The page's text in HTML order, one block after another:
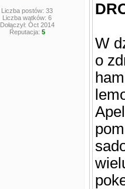
Liczba postów: 33
Liczba wątków: 6
Dołączył: Oct 2014
Reputacja: 5
W
o